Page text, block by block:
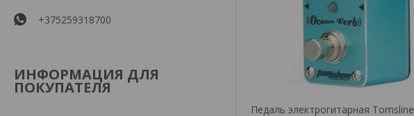
+375259318700
ИНФОРМАЦИЯ ДЛЯ
ПОКУПАТЕЛЯ
Педаль электрогитарная Tomsline